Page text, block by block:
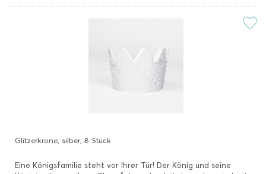
Glitzerkrone, silber, 8 Stück
Eine Königsfamilie steht vor Ihrer Tür! Der König und seine